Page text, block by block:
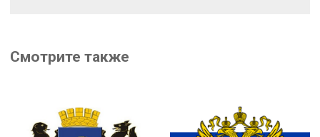
Смотрите также